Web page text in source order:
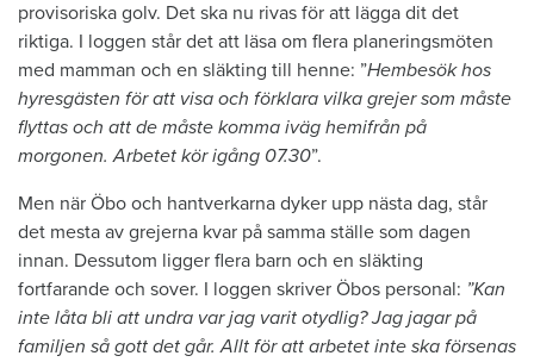
provisoriska golv. Det ska nu rivas för att lägga dit det
riktiga. I loggen står det att läsa om flera planeringsmöten
med mamman och en släkting till henne: ”Hembesök hos
hyresgästen för att visa och förklara vilka grejer som måste
flyttas och att de måste komma iväg hemifrån på
morgonen. Arbetet kör igång 07.30”.
Men när Öbo och hantverkarna dyker upp nästa dag, står
det mesta av grejerna kvar på samma ställe som dagen
innan. Dessutom ligger flera barn och en släkting
fortfarande och sover. I loggen skriver Öbos personal: ”Kan
inte låta bli att undra var jag varit otydlig? Jag jagar på
familjen så gott det går. Allt för att arbetet inte ska försenas